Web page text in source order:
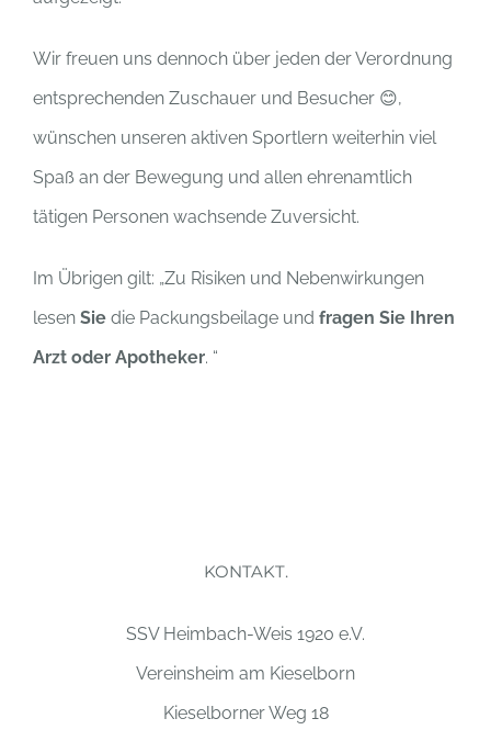
Wir freuen uns dennoch über jeden der Verordnung
entsprechenden Zuschauer und Besucher 😊,
wünschen unseren aktiven Sportlern weiterhin viel
Spaß an der Bewegung und allen ehrenamtlich
tätigen Personen wachsende Zuversicht.
Im Übrigen gilt: „Zu Risiken und Nebenwirkungen
lesen Sie die Packungsbeilage und fragen Sie Ihren
Arzt oder Apotheker. “
KONTAKT.
SSV Heimbach-Weis 1920 e.V.
Vereinsheim am Kieselborn
Kieselborner Weg 18